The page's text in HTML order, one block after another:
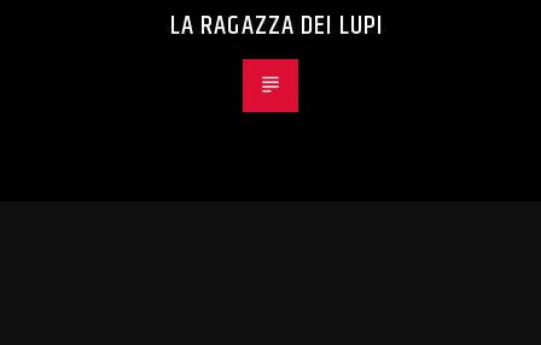
LA RAGAZZA DEI LUPI